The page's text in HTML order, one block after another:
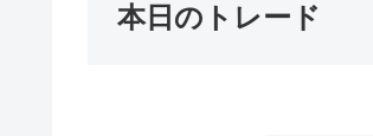
本日のトレード